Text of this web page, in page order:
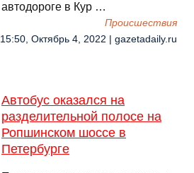
автодороге в Кур …
Происшествия
15:50, Октябрь 4, 2022 | gazetadaily.ru
Автобус оказался на
разделительной полосе на
Ропшинском шоссе в
Петербурге